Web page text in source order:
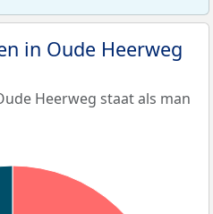
in Oude Heerweg
Heerweg staat als man